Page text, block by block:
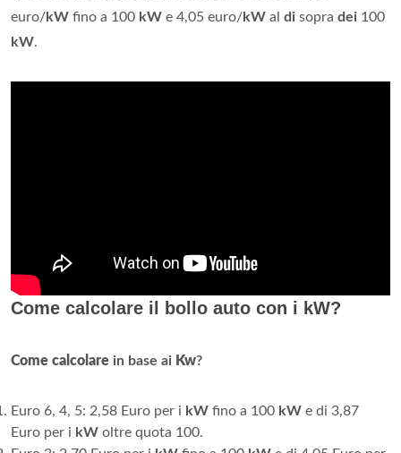
euro/kW fino a 100 kW e 4,05 euro/kW al di sopra dei 100
kW.
Come calcolare il bollo auto con i kW?
Come calcolare in base ai Kw?
Euro 6, 4, 5: 2,58 Euro per i kW fino a 100 kW e di 3,87
Euro per i kW oltre quota 100.